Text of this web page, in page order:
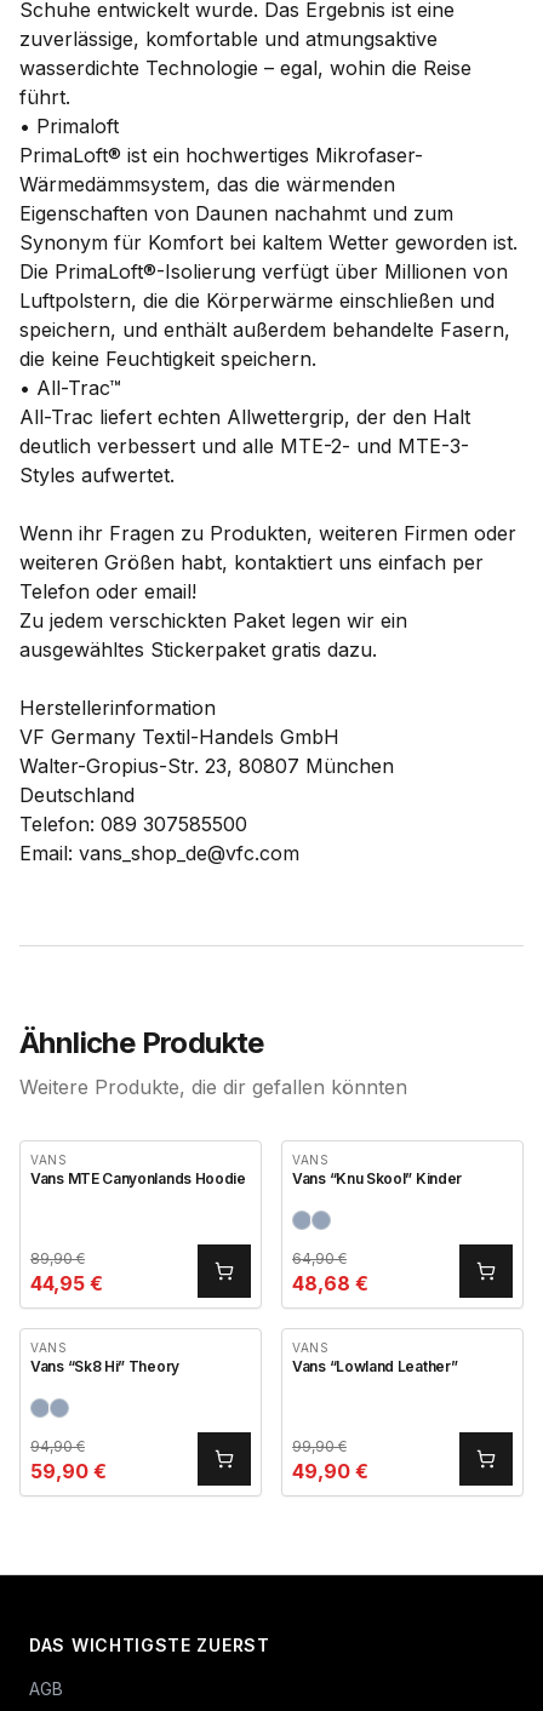
Schuhe entwickelt wurde. Das Ergebnis ist eine
zuverlässige, komfortable und atmungsaktive
wasserdichte Technologie – egal, wohin die Reise
führt.
• Primaloft
PrimaLoft® ist ein hochwertiges Mikrofaser-
Wärmedämmsystem, das die wärmenden
Eigenschaften von Daunen nachahmt und zum
Synonym für Komfort bei kaltem Wetter geworden ist.
Die PrimaLoft®-Isolierung verfügt über Millionen von
Luftpolstern, die die Körperwärme einschließen und
speichern, und enthält außerdem behandelte Fasern,
die keine Feuchtigkeit speichern.
• All-Trac™
All-Trac liefert echten Allwettergrip, der den Halt
deutlich verbessert und alle MTE-2- und MTE-3-
Styles aufwertet.
Wenn ihr Fragen zu Produkten, weiteren Firmen oder
weiteren Größen habt, kontaktiert uns einfach per
Telefon oder email!
Zu jedem verschickten Paket legen wir ein
ausgewähltes Stickerpaket gratis dazu.
Herstellerinformation
VF Germany Textil-Handels GmbH
Walter-Gropius-Str. 23, 80807 München
Deutschland
Telefon: 089 307585500
Email: vans_shop_de@vfc.com
Ähnliche Produkte
Weitere Produkte, die dir gefallen könnten
VANS
Vans MTE Canyonlands Hoodie
89,90€
44,95 €
VANS
Vans “Knu Skool” Kinder
64,90€
48,68 €
VANS
Vans “Sk8 Hi” Theory
94,90€
59,90 €
VANS
Vans “Lowland Leather”
99,90€
49,90 €
DAS WICHTIGSTE ZUERST
AGB